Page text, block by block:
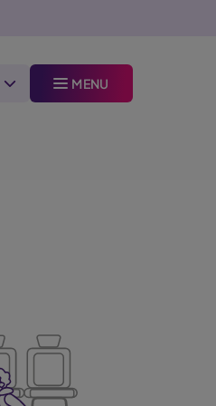
MENU